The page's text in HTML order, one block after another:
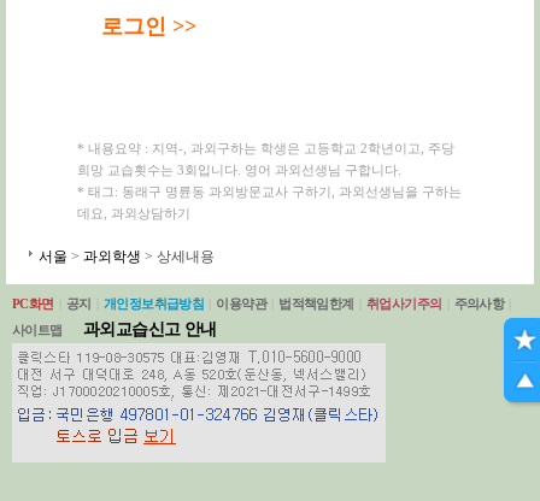
로그인 >>
* 내용요약 : 지역-, 과외구하는 학생은 고등학교 2학년이고, 주당
희망 교습횟수는 3회입니다. 영어 과외선생님 구합니다.
* 태그: 동래구 명륜동 과외방문교사 구하기, 과외선생님을 구하는
데요, 과외상담하기
서울 > 과외학생 > 상세내용
PC화면 공지 개인정보취급방침 이용약관 법적책임한계 취업사기주의 주의사항
사이트맵
과외교습신고 안내